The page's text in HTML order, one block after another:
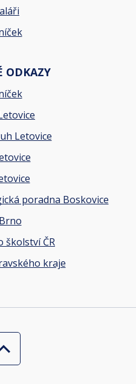
ODKAZY
Letovice
poradna Boskovice
školství ČR
kraje